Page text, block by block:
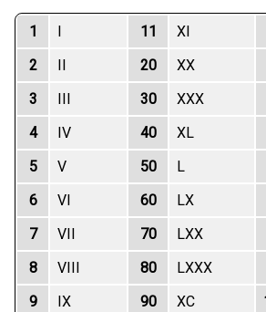
1 11 XI
2
20 XX
3
30 XXX
4
IV 40 XL
5
V 50 L
6
VI 60 LX
7
VII 70 LXX
8
VIII 80 LXXX
9
IX 90 XC